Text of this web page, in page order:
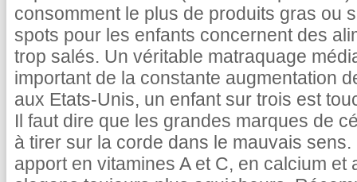
consomment le plus de produits gras ou
spots pour les enfants concernent des
trop salés. Un véritable matraquage
important de la constante augmentation
aux Etats-Unis, un enfant sur trois est
Il faut dire que les grandes marques de
à tirer sur la corde dans le mauvais
apport en vitamines A et C, en calcium